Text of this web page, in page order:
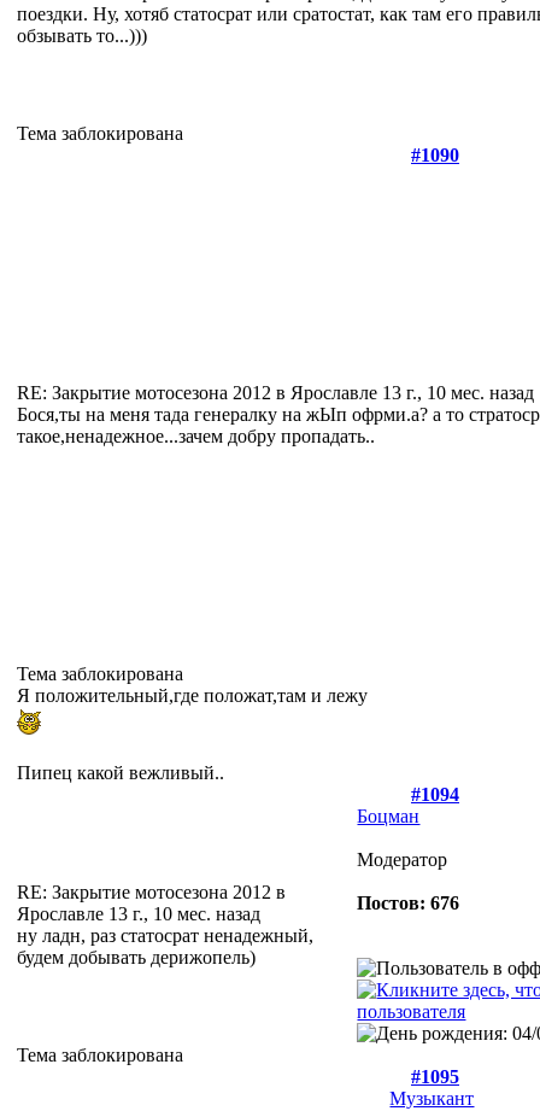
поездки. Ну, хотяб статосрат или сратостат, как там его
обзывать то...)))
Тема заблокирована
#1090
RE: Закрытие мотосезона 2012 в Ярославле 13 г., 10 мес. назад
Бося,ты на меня тада генералку на жЫп офрми.а? а то
такое,ненадежное...зачем добру пропадать..
Тема заблокирована
Я положительный,где положат,там и лежу
Пипец какой вежливый..
#1094
RE: Закрытие мотосезона 2012 в
Ярославле 13 г., 10 мес. назад
ну ладн, раз статосрат ненадежный,
будем добывать дерижопель)
Боцман
Модератор
Постов: 676
Тема заблокирована
#1095
Музыкант